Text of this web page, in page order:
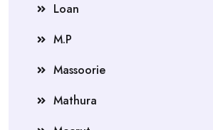
Loan
M.P
Massoorie
Mathura